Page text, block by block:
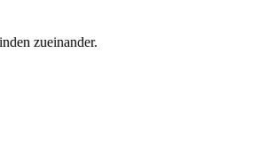
zueinander.